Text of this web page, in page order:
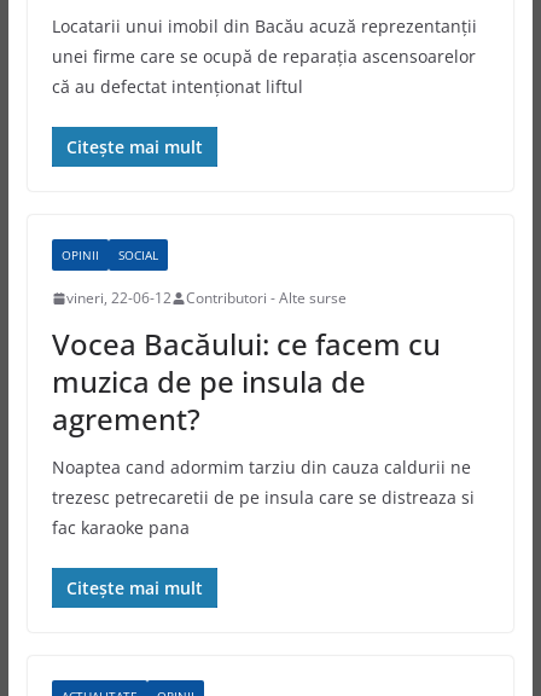
Locatarii unui imobil din Bacău acuză reprezentanţii
unei firme care se ocupă de reparaţia ascensoarelor
că au defectat intenţionat liftul
Citește mai mult
OPINII SOCIAL
vineri, 22-06-12 Contributori - Alte surse
Vocea Bacăului: ce facem cu
muzica de pe insula de
agrement?
Noaptea cand adormim tarziu din cauza caldurii ne
trezesc petrecaretii de pe insula care se distreaza si
fac karaoke pana
Citește mai mult